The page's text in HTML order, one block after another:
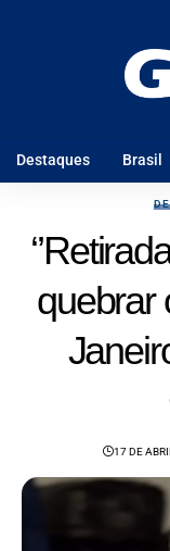
Destaques Brasil
quebrar
17 DE